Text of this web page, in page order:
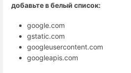
добавьте в белый список:
google.com
gstatic.com
googleusercontent.com
googleapis.com